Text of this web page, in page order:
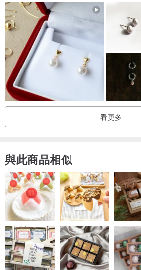
佩戴說明：
●請不要在佩戴飾品部位擦乳液或香水，避
●固化後的樹酯膠較脆，請小心佩戴。
●手工商品，請不要勾到衣服，以免毀損；
泉、運動、睡覺時請將飾品取下。
保養說明；
●配戴後請用柔軟的布將飾品擦拭乾淨，再放
貼心提醒：
●金屬產品若有氧化現像均屬正常現象。
看更多
與此商品相似